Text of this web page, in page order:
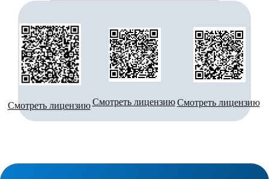
Смотреть лицензию Смотреть лицензию Смотреть лицензию